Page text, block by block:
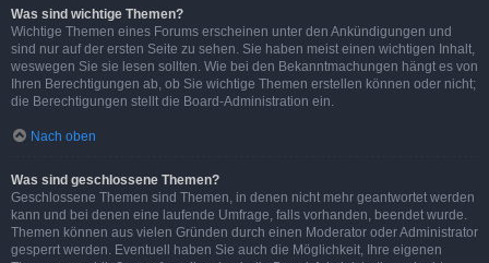
Was sind wichtige Themen?
Wichtige Themen eines Forums erscheinen unter den Ankündigungen und
sind nur auf der ersten Seite zu sehen. Sie haben meist einen wichtigen Inhalt,
weswegen Sie sie lesen sollten. Wie bei den Bekanntmachungen hängt es von
Ihren Berechtigungen ab, ob Sie wichtige Themen erstellen können oder nicht;
die Berechtigungen stellt die Board-Administration ein.
Nach oben
Was sind geschlossene Themen?
Geschlossene Themen sind Themen, in denen nicht mehr geantwortet werden
kann und bei denen eine laufende Umfrage, falls vorhanden, beendet wurde.
Themen können aus vielen Gründen durch einen Moderator oder Administrator
gesperrt werden. Eventuell haben Sie auch die Möglichkeit, Ihre eigenen